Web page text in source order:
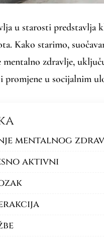
u starosti predstavlja
Kako starimo,
mentalno zdravlje,
u socijalnim
mentalnog
aktivni